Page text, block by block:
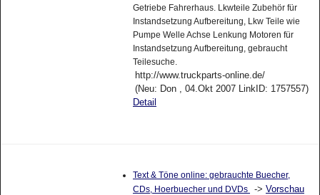
Getriebe Fahrerhaus. Lkwteile Zubehör für
Instandsetzung Aufbereitung, Lkw Teile wie
Pumpe Welle Achse Lenkung Motoren für
Instandsetzung Aufbereitung, gebraucht
Teilesuche.
http://www.truckparts-online.de/
(Neu: Don , 04.Okt 2007 LinkID: 1757557)
Detail
Text & Töne online: gebrauchte Buecher,
CDs, Hoerbuecher und DVDs
-> Vorschau